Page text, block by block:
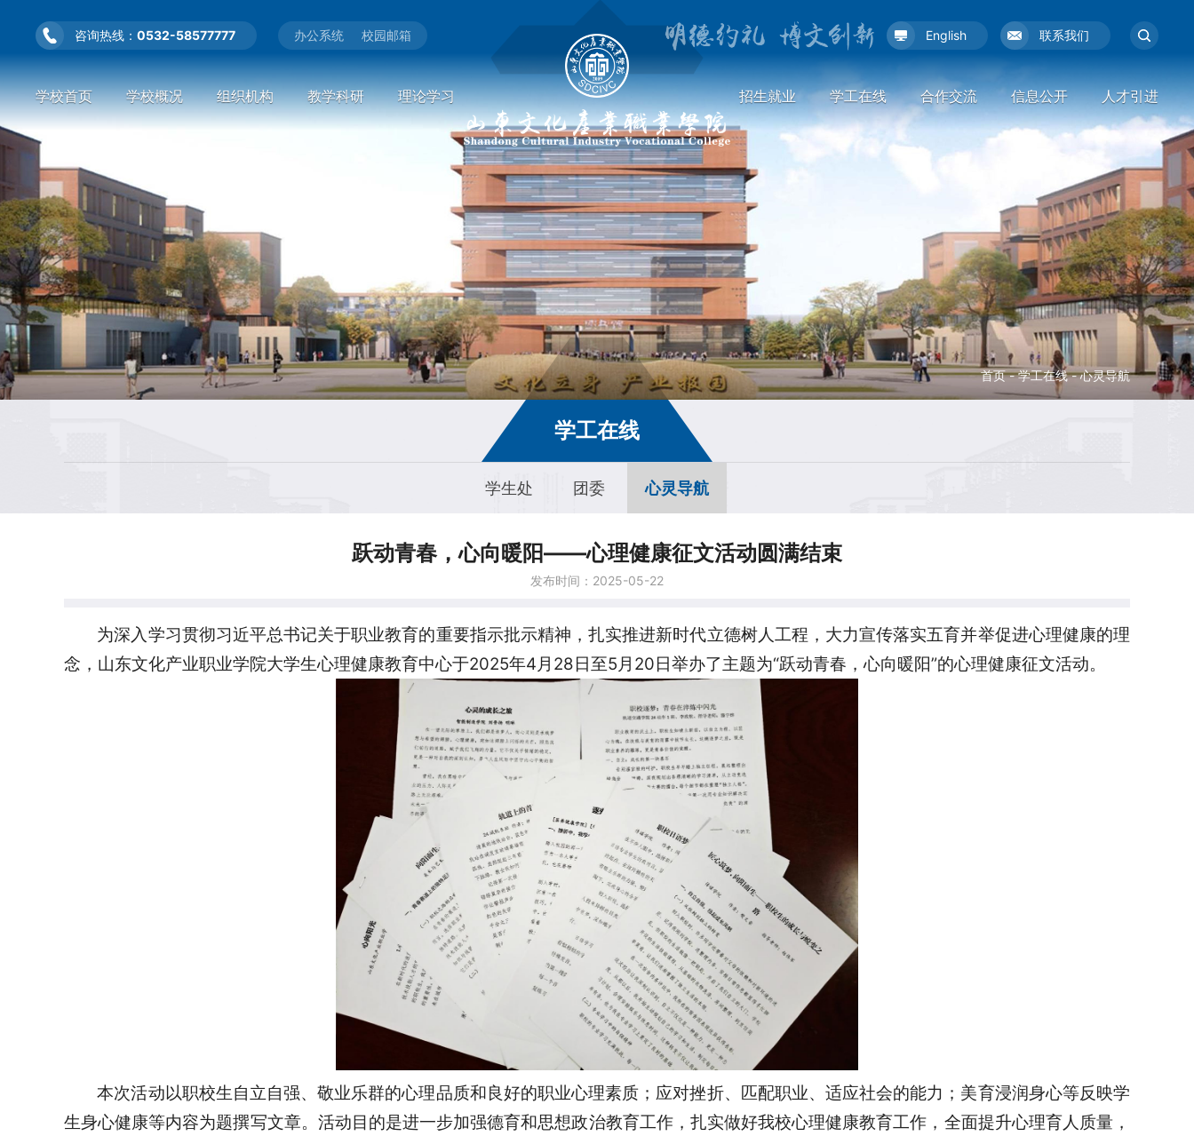
咨询热线： 0532-58577777 办公系统 校园邮箱 English 联系我们
学校首页 学校概况 组织机构 教学科研 理论学习 招生就业 学工在线 合作交流 信息公开 人才引进
首页-学工在线-心灵导航
学工在线
学生处 团委 心灵导航
跃动青春，心向暖阳——心理健康征文活动圆满结束
发布时间：2025-05-22
为深入学习贯彻习近平总书记关于职业教育的重要指示批示精神，扎实推进新时代立德树人工程，大力宣传落实五育并举促进心理健康的理
念，山东文化产业职业学院大学生心理健康教育中心于2025年4月28日至5月20日举办了主题为“跃动青春，心向暖阳”的心理健康征文活动。
本次活动以职校生自立自强、敬业乐群的心理品质和良好的职业心理素质；应对挫折、匹配职业、适应社会的能力；美育浸润身心等反映学
生身心健康等内容为题撰写文章。活动目的是进一步加强德育和思想政治教育工作，扎实做好我校心理健康教育工作，全面提升心理育人质量，